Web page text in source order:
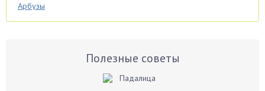
Арбузы
Аспарагус
Полезные советы